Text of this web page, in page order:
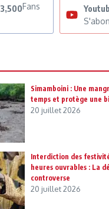
3,500Fans
Simamboini : Une
temps et protège une
20 juillet 2026
Interdiction des
heures ouvrables : La
controverse
20 juillet 2026